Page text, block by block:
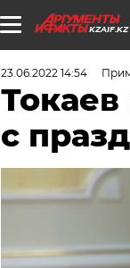
KZAIF.KZ
23.06.2022 14:54
с